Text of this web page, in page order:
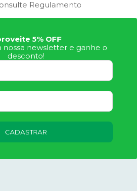
Regulamento
5% OFF
nossa newsletter e ganhe o
desconto!
CADASTRAR